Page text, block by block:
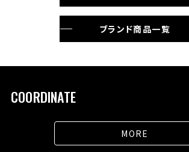
ブランド商品一覧
COORDINATE
MORE